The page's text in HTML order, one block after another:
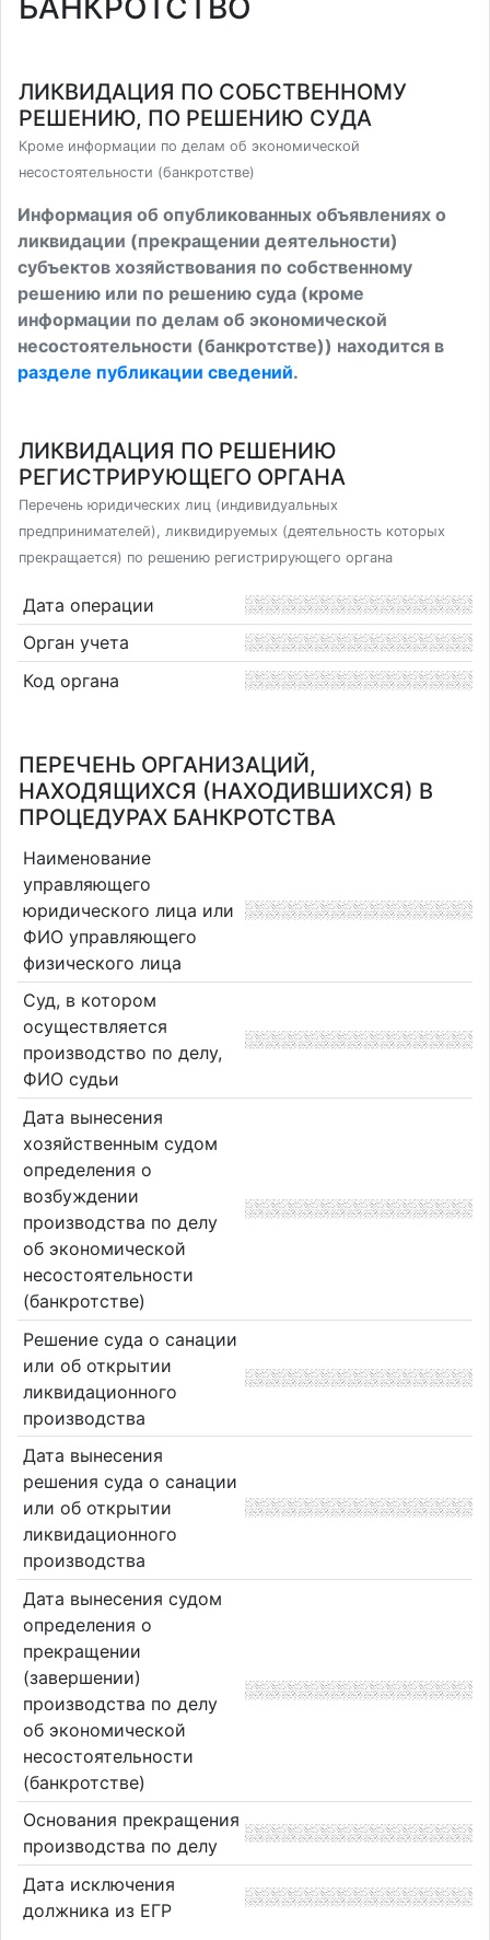
БАНКРОТСТВО
ЛИКВИДАЦИЯ ПО СОБСТВЕННОМУ
РЕШЕНИЮ, ПО РЕШЕНИЮ СУДА
Кроме информации по делам об экономической
несостоятельности (банкротстве)
Информация об опубликованных объявлениях о
ликвидации (прекращении деятельности)
субъектов хозяйствования по собственному
решению или по решению суда (кроме
информации по делам об экономической
несостоятельности (банкротстве)) находится в
разделе публикации сведений.
ЛИКВИДАЦИЯ ПО РЕШЕНИЮ
РЕГИСТРИРУЮЩЕГО ОРГАНА
Перечень юридических лиц (индивидуальных
предпринимателей), ликвидируемых (деятельность которых
прекращается) по решению регистрирующего органа
Дата операции
Орган учета
Код органа
ПЕРЕЧЕНЬ ОРГАНИЗАЦИЙ,
НАХОДЯЩИХСЯ (НАХОДИВШИХСЯ) В
ПРОЦЕДУРАХ БАНКРОТСТВА
Наименование
управляющего
юридического лица или
ФИО управляющего
физического лица
Суд, в котором
осуществляется
производство по делу,
ФИО судьи
Дата вынесения
хозяйственным судом
определения о
возбуждении
производства по делу
об экономической
несостоятельности
(банкротстве)
Решение суда о санации
или об открытии
ликвидационного
производства
Дата вынесения
решения суда о санации
или об открытии
ликвидационного
производства
Дата вынесения судом
определения о
прекращении
(завершении)
производства по делу
об экономической
несостоятельности
(банкротстве)
Основания прекращения
производства по делу
Дата исключения
должника из ЕГР